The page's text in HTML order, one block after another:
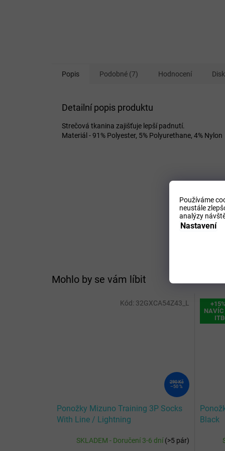
Používáme
neustále
analýzy
Nastavení
Mohlo by se vám líbit
290 Kč
–50 %
Ponožky Mizuno Training 3P Socks
With Line / Lightning
SKLADEM - Doručení 3-6 dní(>5 pár)
Kód: 32GXCA54Z43_L
Black
Popis Podobné (7) Hodnocení
Detailní popis produktu
Strečová tkanina zajišťuje lepší padnutí.
Materiál - 91% Polyester, 5% Polyurethane, 4% Nylon